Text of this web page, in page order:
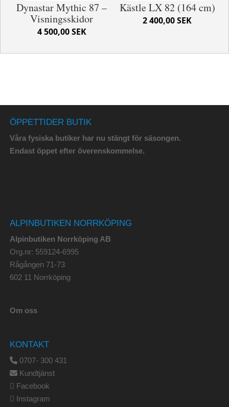
Dynastar Mythic 87 –
Visningsskidor
4 500,00 SEK
Kästle LX 82 (164 cm)
2 400,00 SEK
ÖPPETTIDER BUTIK
Våra fysiska butiker har nu stängt för säsongen.
Endast öppet efter överenskommelse.
ALPINBUTIKEN NORRKÖPING
Alpinbutiken Norrköping AB
Org.nr: 559124-6995
Rågången 71-73
602 11 Norrköping
Om oss
KONTAKT
0707- 300 431
Kundtjänst
Facebook
Instagram